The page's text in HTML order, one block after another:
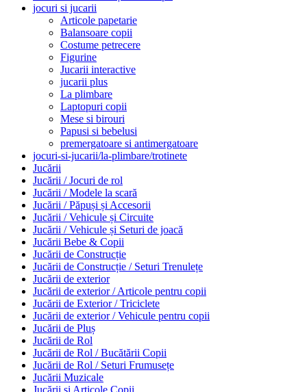
jocuri si jucarii
Articole papetarie
Balansoare copii
Costume petrecere
Figurine
Jucarii interactive
jucarii plus
La plimbare
Laptopuri copii
Mese si birouri
Papusi si bebelusi
premergatoare si antimergatoare
jocuri-si-jucarii/la-plimbare/trotinete
Jucării
Jucării / Jocuri de rol
Jucării / Modele la scară
Jucării / Păpuși și Accesorii
Jucării / Vehicule și Circuite
Jucării / Vehicule și Seturi de joacă
Jucării Bebe & Copii
Jucării de Construcție
Jucării de Construcție / Seturi Trenulețe
Jucării de exterior
Jucării de exterior / Articole pentru copii
Jucării de Exterior / Triciclete
Jucării de exterior / Vehicule pentru copii
Jucării de Pluș
Jucării de Rol
Jucării de Rol / Bucătării Copii
Jucării de Rol / Seturi Frumusețe
Jucării Muzicale
Jucării și Articole Copii